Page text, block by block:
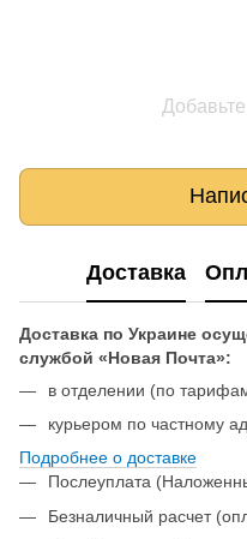
Доставка
Доставка по Украине
службой «Новая Почта»:
в отделении (по
курьером по частному
Подробнее о доставке
Послеуплата
Безналичный расчет